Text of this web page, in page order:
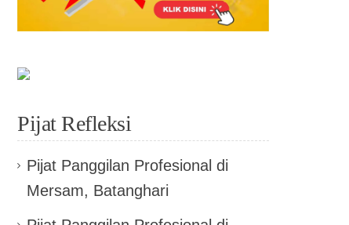
Pijat Refleksi
Pijat Panggilan Profesional di
Mersam, Batanghari